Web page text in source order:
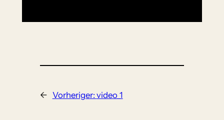
← Vorheriger: video_1